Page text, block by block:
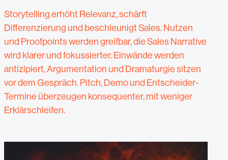
Storytelling erhöht Relevanz, schärft
Differenzierung und beschleunigt Sales. Nutzen
und Proofpoints werden greifbar, die Sales Narrative
wird klarer und fokussierter. Einwände werden
antizipiert, Argumentation und Dramaturgie sitzen
vor dem Gespräch. Pitch, Demo und Entscheider-
Termine überzeugen konsequenter, mit weniger
Erklärschleifen.